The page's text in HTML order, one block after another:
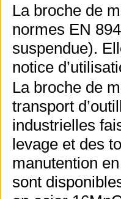
La broche de
normes EN
suspendue).
notice
La broche de
transport
industrielles
levage et des
manutention
sont